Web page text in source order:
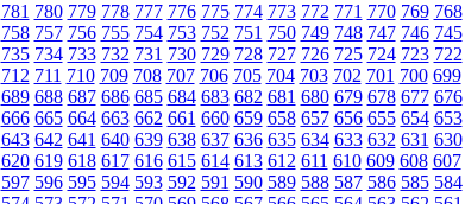
781 780 779 778 777 776 775 774 773 772 771 770 769 768
758 757 756 755 754 753 752 751 750 749 748 747 746 745
735 734 733 732 731 730 729 728 727 726 725 724 723 722
712 711 710 709 708 707 706 705 704 703 702 701 700 699
689 688 687 686 685 684 683 682 681 680 679 678 677 676
666 665 664 663 662 661 660 659 658 657 656 655 654 653
643 642 641 640 639 638 637 636 635 634 633 632 631 630
620 619 618 617 616 615 614 613 612 611 610 609 608 607
597 596 595 594 593 592 591 590 589 588 587 586 585 584